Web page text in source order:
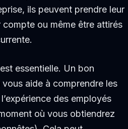
ils peuvent prendre leur
compte ou même être attirés
essentielle. Un bon
aide à comprendre les
des employés
où vous obtiendrez